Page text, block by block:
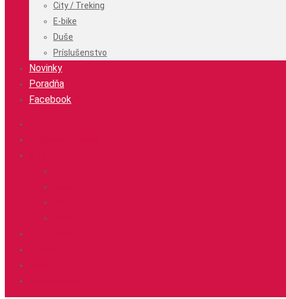
City / Treking
E-bike
Duše
Príslušenstvo
Novinky
Poradňa
Facebook